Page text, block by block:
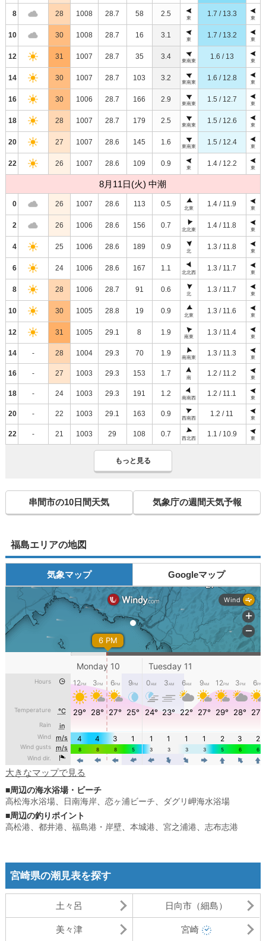
8 28 1008 28.7 58 2.5
東
1.7 / 13.3
東
10 30 1008 28.7 16 3.1
東
1.7 / 13.2
東
12 31 1007 28.7 35 3.4
東南東
1.6 / 13
東
14 30 1007 28.7 103 3.2
東南東
1.6 / 12.8
東
16 30 1006 28.7 166 2.9
東南東
1.5 / 12.7
東
18 28 1007 28.7 179 2.5
東南東
1.5 / 12.6
東
20 27 1007 28.6 145 1.6
東南東
1.5 / 12.4
東
22 26 1007 28.6 109 0.9
東
1.4 / 12.2
東
8月11日(火) 中潮
0 26 1007 28.6 113 0.5
北東
1.4 / 11.9
東
2 26 1006 28.6 156 0.7
北北東
1.4 / 11.8
東
4 25 1006 28.6 189 0.9
北
1.3 / 11.8
東
6 24 1006 28.6 167 1.1
北北西
1.3 / 11.7
東
8 28 1006 28.7 91 0.6
北
1.3 / 11.7
東
10 30 1005 28.8 19 0.9
北東
1.3 / 11.6
東
12 31 1005 29.1 8 1.9
南東
1.3 / 11.4
東
14 - 28 1004 29.3 70 1.9
南南東
1.3 / 11.3
東
16 - 27 1003 29.3 153 1.7
南
1.2 / 11.2
東
18 - 24 1003 29.3 191 1.2
南南西
1.2 / 11.1
東
20 - 22 1003 29.1 163 0.9
西南西
1.2 / 11
東
22 - 21 1003 29 108 0.7
西北西
1.1 / 10.9
東
もっと見る
串間市の10日間天気 気象庁の週間天気予報
福島エリアの地図
気象マップ Googleマップ
大きなマップで見る
■周辺の海水浴場・ビーチ
高松海水浴場、 日南海岸、 恋ヶ浦ビーチ
ダグリ岬海水浴場
■周辺の釣りポイント
高松港
都井港 福島港・岸壁、 本城港 宮之浦港 志布志港
宮崎県の潮見表を探す
土々呂 日向市（細島）
美々津 宮崎